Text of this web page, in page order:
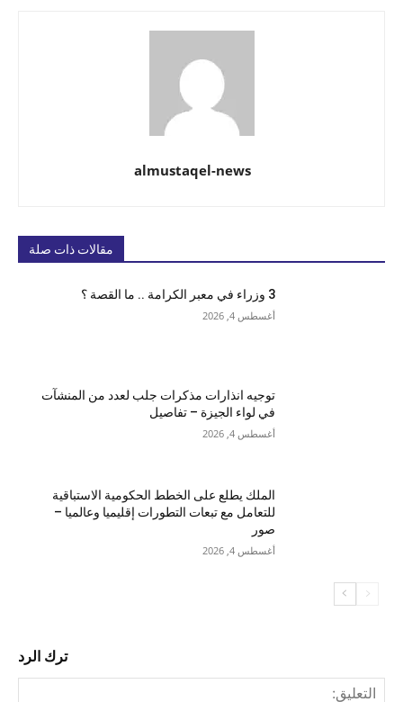
almustaqel-news
مقالات ذات صلة
3 وزراء في معبر الكرامة .. ما القصة ؟
أغسطس 4, 2026
توجيه انذارات مذكرات جلب لعدد من المنشآت
في لواء الجيزة – تفاصيل
أغسطس 4, 2026
الملك يطلع على الخطط الحكومية الاستباقية
للتعامل مع تبعات التطورات إقليميا وعالميا –
صور
أغسطس 4, 2026
ترك الرد